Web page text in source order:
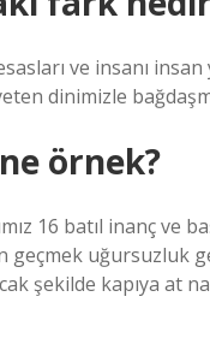
ve insanı
dinimizle
örnek?
16 batıl inanç ve
uğursuzluk
şekilde kapıya at